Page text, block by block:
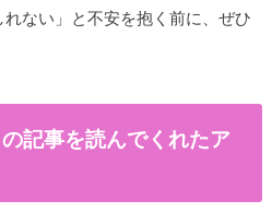
れない」と不安を抱く前に、ぜひ
の記事を読んでくれたア